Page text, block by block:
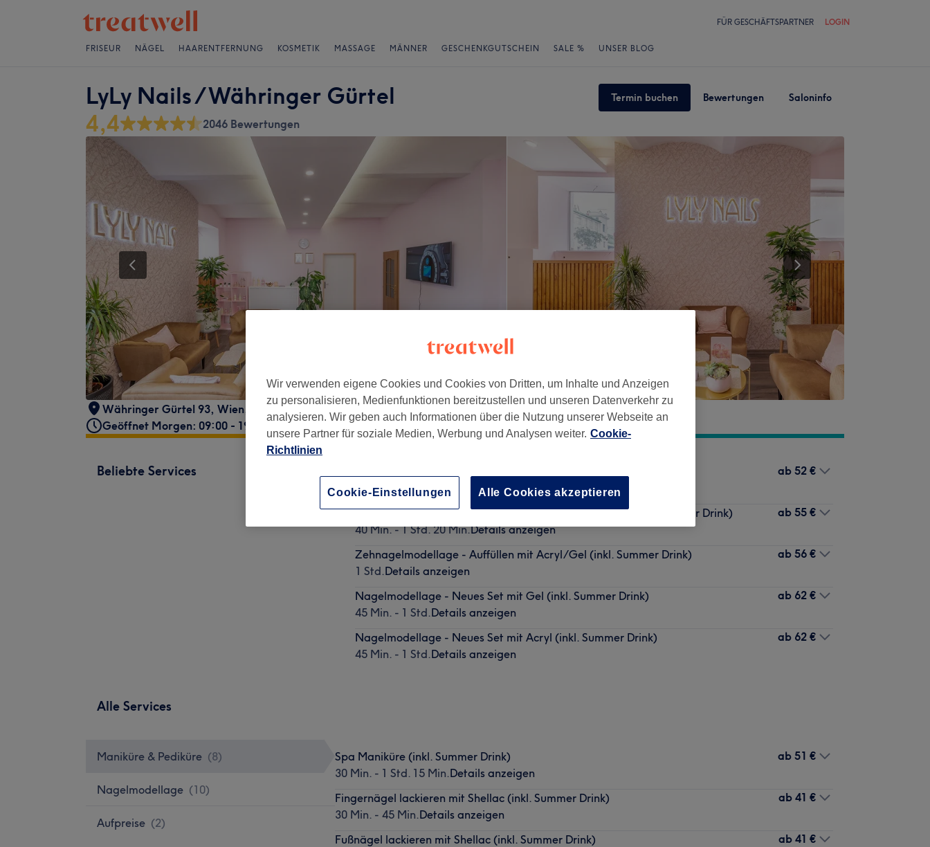
FÜR GESCHÄFTSPARTNER LOGIN
FRISEUR NÄGEL HAARENTFERNUNG KOSMETIK MASSAGE MÄNNER GESCHENKGUTSCHEIN SALE % UNSER BLOG
LyLy Nails / Währinger Gürtel Termin buchen Bewertungen Saloninfo
4,4 2046 Bewertungen
Währinger Gürtel 93, Wien, Währinger Gürtel , 1180 - Gehört zu LyLy Nails
Geöffnet Morgen: 09:00 - 19:00
Beliebte Services
45 Min. - 1 Std.Details anzeigen
ab 52 €
Basic Pediküre ( Hornhautentfernung, Peeling, Feilen) (inkl. Summer Drink)
40 Min. - 1 Std. 20 Min.Details anzeigen
ab 55 €
Zehnagelmodellage - Auffüllen mit Acryl/Gel (inkl. Summer Drink)
1 Std.Details anzeigen
ab 56 €
Nagelmodellage - Neues Set mit Gel (inkl. Summer Drink)
45 Min. - 1 Std.Details anzeigen
ab 62 €
Nagelmodellage - Neues Set mit Acryl (inkl. Summer Drink)
45 Min. - 1 Std.Details anzeigen
ab 62 €
Alle Services
Maniküre & Pediküre (8)
Nagelmodellage (10)
Aufpreise (2)
Spa Maniküre (inkl. Summer Drink)
30 Min. - 1 Std. 15 Min.Details anzeigen
ab 51 €
Fingernägel lackieren mit Shellac (inkl. Summer Drink)
30 Min. - 45 Min.Details anzeigen
ab 41 €
Fußnägel lackieren mit Shellac (inkl. Summer Drink)
ab 41 €
Wir verwenden eigene Cookies und Cookies von Dritten, um Inhalte und Anzeigen
zu personalisieren, Medienfunktionen bereitzustellen und unseren Datenverkehr zu
analysieren. Wir geben auch Informationen über die Nutzung unserer Webseite an
unsere Partner für soziale Medien, Werbung und Analysen weiter. Cookie-
Richtlinien
Alle Cookies akzeptieren
Cookie-Einstellungen